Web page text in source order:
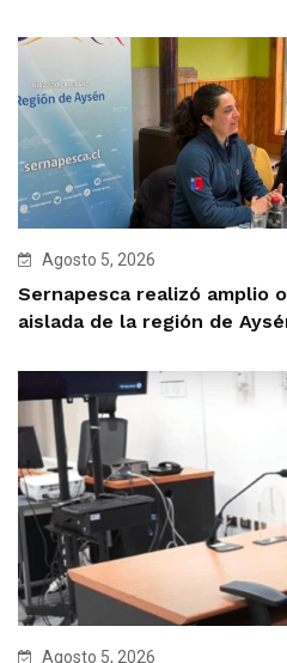
Agosto 5, 2026
Sernapesca realizó amplio
aislada de la región de
Agosto 5, 2026